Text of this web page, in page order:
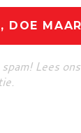
Lees ons